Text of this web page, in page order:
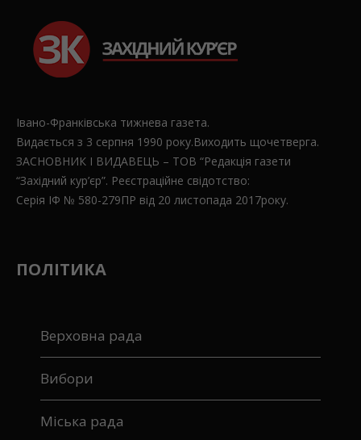
Івано-Франківська тижнева газета.
Видається з 3 серпня 1990 року.Виходить щочетверга.
ЗАСНОВНИК І ВИДАВЕЦЬ – ТОВ “Редакція газети
“Західний кур’єр”. Реєстраційне свідотство:
Серія ІФ № 580-279ПР від 20 листопада 2017року.
ПОЛІТИКА
Верховна рада
Вибори
Міська рада